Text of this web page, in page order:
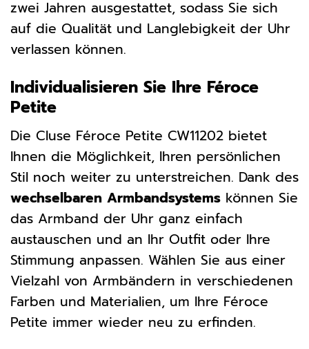
zwei Jahren ausgestattet, sodass Sie sich
auf die Qualität und Langlebigkeit der Uhr
verlassen können.
Individualisieren Sie Ihre Féroce
Petite
Die Cluse Féroce Petite CW11202 bietet
Ihnen die Möglichkeit, Ihren persönlichen
Stil noch weiter zu unterstreichen. Dank des
wechselbaren Armbandsystems können Sie
das Armband der Uhr ganz einfach
austauschen und an Ihr Outfit oder Ihre
Stimmung anpassen. Wählen Sie aus einer
Vielzahl von Armbändern in verschiedenen
Farben und Materialien, um Ihre Féroce
Petite immer wieder neu zu erfinden.